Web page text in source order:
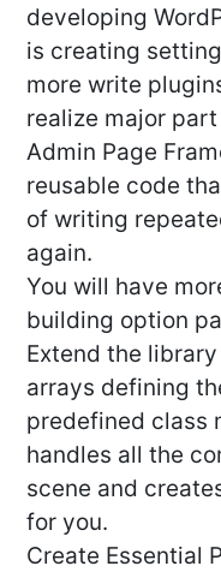
developing
is creating
more write
realize major
Admin Page
reusable code
of writing
again.
You will have
building option
Extend the
arrays defining
predefined class
handles all the
scene and
for you.
Create Essential